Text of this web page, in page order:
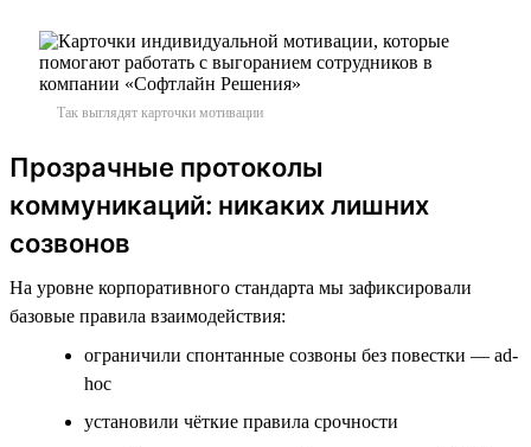
Так выглядят карточки мотивации
Прозрачные протоколы
коммуникаций: никаких лишних
созвонов
На уровне корпоративного стандарта мы зафиксировали
базовые правила взаимодействия:
ограничили спонтанные созвоны без повестки — ad-
hoc
установили чёткие правила срочности